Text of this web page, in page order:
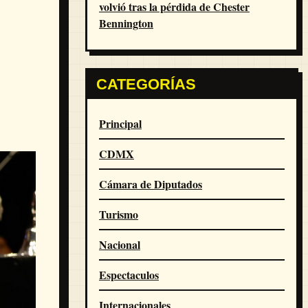
volvió tras la pérdida de Chester
Bennington
CATEGORÍAS
Principal
CDMX
Cámara de Diputados
Turismo
Nacional
Espectaculos